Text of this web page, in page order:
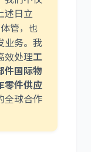
述日立
管，也
业务。我
效处理工
件国际物
零件供应
全球合作